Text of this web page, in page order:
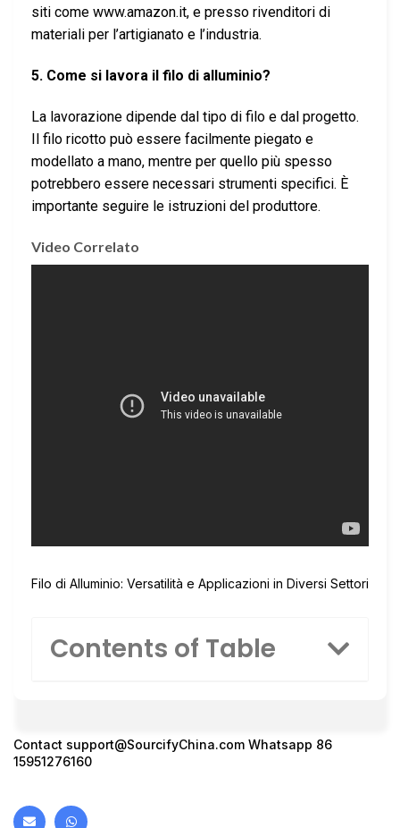
siti come www.amazon.it, e presso rivenditori di
materiali per l’artigianato e l’industria.
5. Come si lavora il filo di alluminio?
La lavorazione dipende dal tipo di filo e dal progetto.
Il filo ricotto può essere facilmente piegato e
modellato a mano, mentre per quello più spesso
potrebbero essere necessari strumenti specifici. È
importante seguire le istruzioni del produttore.
Video Correlato
Filo di Alluminio: Versatilità e Applicazioni in Diversi Settori
Contents of Table
Contact support@SourcifyChina.com Whatsapp 86
15951276160